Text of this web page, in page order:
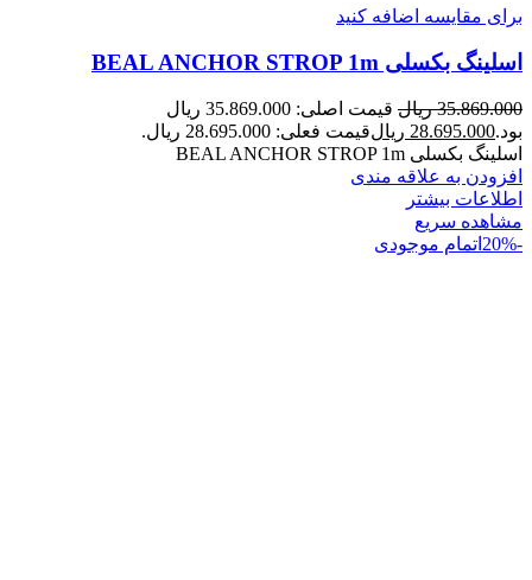
برای مقایسه اضافه کنید
اسلینگ بکسلی BEAL ANCHOR STROP 1m
35.869.000 ریال
قیمت اصلی: 35.869.000 ریال
بود.28.695.000 ریالقیمت فعلی: 28.695.000 ریال.
اسلینگ بکسلی BEAL ANCHOR STROP 1m
افزودن به علاقه مندی
اطلاعات بیشتر
مشاهده سریع
-20%
اتمام موجودی